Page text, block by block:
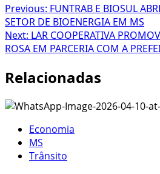
Post
navigation
Previous: FUNTRAB E BIOSUL
SETOR DE BIOENERGIA EM MS
Next: LAR COOPERATIVA
ROSA EM PARCERIA COM A
Relacionadas
Economia
MS
Trânsito